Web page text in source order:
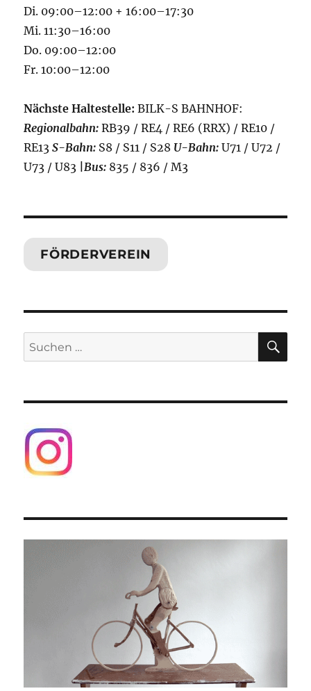
Di. 09:00–12:00 + 16:00–17:30
Mi. 11:30–16:00
Do. 09:00–12:00
Fr. 10:00–12:00
Nächste Haltestelle: BILK-S BAHNHOF:
Regionalbahn: RB39 / RE4 / RE6 (RRX) / RE10 /
RE13S-Bahn: S8 / S11 / S28 U-Bahn: U71 / U72 /
U73 / U83 |Bus: 835 / 836 / M3
FÖRDERVEREIN
Suchen
nach: